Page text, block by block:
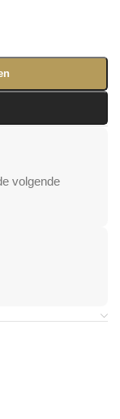
volgende